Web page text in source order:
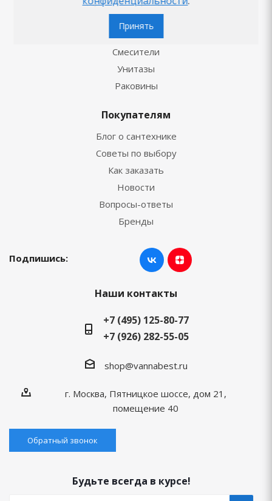
Душ
Ванны
Смесители
Унитазы
Раковины
Покупателям
Блог о сантехнике
Советы по выбору
Как заказать
Новости
Вопросы-ответы
Бренды
Подпишись:
Наши контакты
+7 (495) 125-80-77
+7 (926) 282-55-05
shop@vannabest.ru
г. Москва, Пятницкое шоссе, дом 21,
помещение 40
Обратный звонок
Будьте всегда в курсе!
Принять